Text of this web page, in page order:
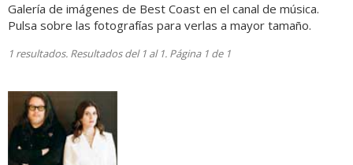
Galería de imágenes de Best Coast en el canal de música.
Pulsa sobre las fotografías para verlas a mayor tamaño.
1 resultados. Resultados del 1 al 1. Página 1 de 1